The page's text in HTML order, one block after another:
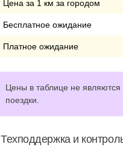
Цена за 1 км за городом
Бесплатное ожидание
Платное ожидание
Цены в таблице не являются
поездки.
Техподдержка и